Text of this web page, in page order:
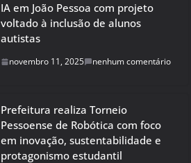
IA em João Pessoa com projeto
voltado à inclusão de alunos
autistas
novembro 11, 2025 nenhum comentário
Prefeitura realiza Torneio
Pessoense de Robótica com foco
em inovação, sustentabilidade e
protagonismo estudantil